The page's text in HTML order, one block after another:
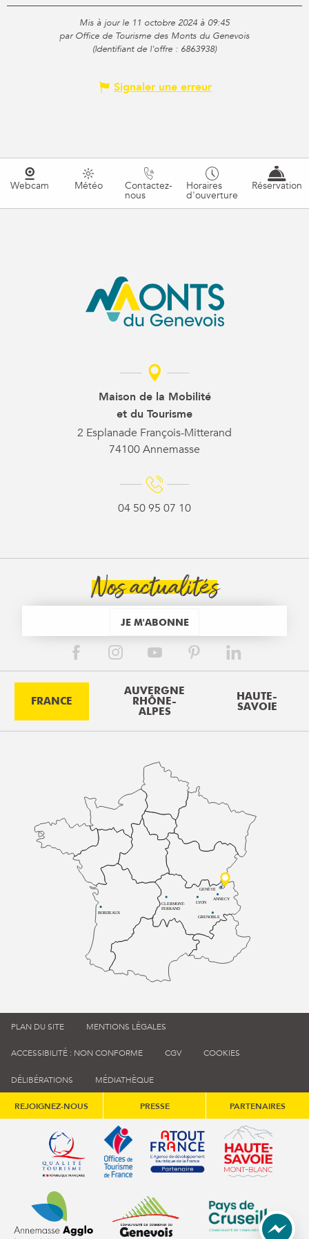
Mis à jour le 11 octobre 2024 à 09:45
par Office de Tourisme des Monts du Genevois
(Identifiant de l'offre : 6863938)
Signaler une erreur
Webcam Météo Contactez-
nous
Horaires
d'ouverture
Réservation
Maison de la Mobilité
et du Tourisme
2 Esplanade François-Mitterand
74100 Annemasse
04 50 95 07 10
Nos actualités
JE M'ABONNE
FRANCE
AUVERGNE
RHÔNE-
ALPES
HAUTE-
SAVOIE
BORDEAUX
CLERMONT-
FERRAND
LYON
ANNECY
GRENOBLE
GENÈVE
PLAN DU SITE MENTIONS LÉGALES
ACCESSIBILITÉ : NON CONFORME CGV COOKIES
DÉLIBÉRATIONS MÉDIATHÈQUE
REJOIGNEZ-NOUS PRESSE PARTENAIRES
Qualité tourisme (s'ouvre dans une nouvelle fenêtre)
Office de tourisme de France (s'ouvre
Atout France (s'ouvre dans
Annemasse Agglo (s'ouvre dans une nouvelle fenêtre)
Communauté de communes du
Communauté de